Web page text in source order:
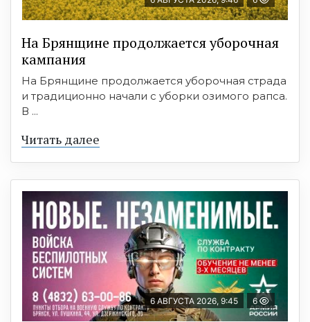
На Брянщине продолжается уборочная
кампания
На Брянщине продолжается уборочная страда
и традиционно начали с уборки озимого рапса.
В ...
Читать далее
6 АВГУСТА 2026, 9:45 6